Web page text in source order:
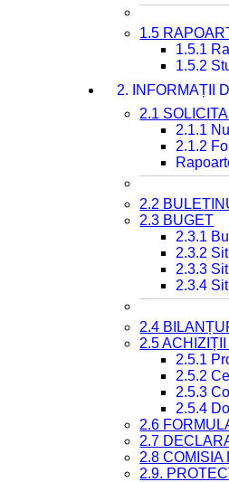
1.5
1.5.1
1.5.2
2. INFORMAȚII
2.1
2.1.1
2.1.2
2.2
2.3 BUGET
2.3.1
2.3.2
2.3.3
2.3.4
2.4
2.5
2.5.1
2.5.2
2.5.3
2.5.4
2.6
2.7
2.8 COMISIA
2.9.